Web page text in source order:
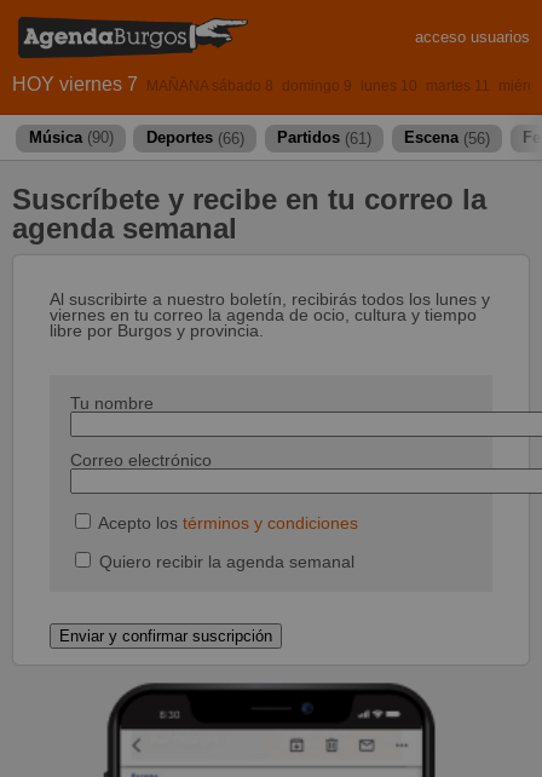
acceso usuarios
HOY viernes 7 MAÑANA sábado 8 domingo 9 lunes 10 martes 11
Música (90) Deportes (66) Partidos (61) Escena (56)
Suscríbete y recibe en tu correo la
agenda semanal
Al suscribirte a nuestro boletín, recibirás todos los lunes y
viernes en tu correo la agenda de ocio, cultura y tiempo
libre por Burgos y provincia.
Tu nombre
Correo electrónico
Acepto los términos y condiciones
Quiero recibir la agenda semanal